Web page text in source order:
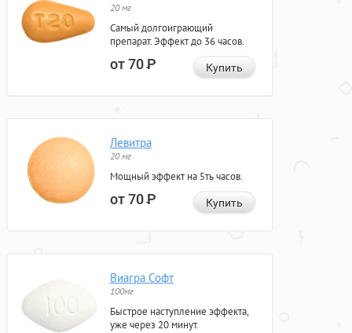
20 мг
Самый долгоиграющий
препарат. Эффект до 36 часов.
от 70Р Купить
Левитра
20 мг
Мощный эффект на 5ть часов.
от 70Р Купить
Виагра Софт
100мг
Быстрое наступление эффекта,
уже через 20 минут.